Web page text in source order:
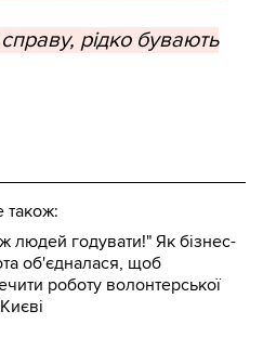
рідко бувають
також:
людей годувати!" Як бізнес-
об'єдналася, щоб
роботу волонтерської